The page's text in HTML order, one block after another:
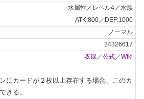
水属性／レベル4／水族
ATK:800／DEF:1000
ノーマル
24326617
収録 ／公式 ／Wiki
にカードが２枚以上存在する場合、このカ
きる。